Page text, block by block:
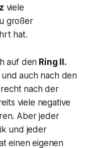
viele
großer
hat.
auf den Ring II.
auch nach den
nach der
viele negative
Aber jeder
und jeder
einen eigenen